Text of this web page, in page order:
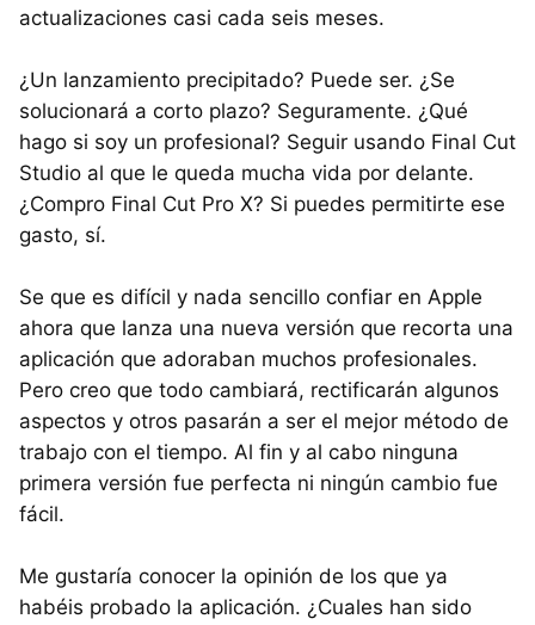
actualizaciones casi cada seis meses.
¿Un lanzamiento precipitado? Puede ser. ¿Se
solucionará a corto plazo? Seguramente. ¿Qué
hago si soy un profesional? Seguir usando Final Cut
Studio al que le queda mucha vida por delante.
¿Compro Final Cut Pro X? Si puedes permitirte ese
gasto, sí.
Se que es difícil y nada sencillo confiar en Apple
ahora que lanza una nueva versión que recorta una
aplicación que adoraban muchos profesionales.
Pero creo que todo cambiará, rectificarán algunos
aspectos y otros pasarán a ser el mejor método de
trabajo con el tiempo. Al fin y al cabo ninguna
primera versión fue perfecta ni ningún cambio fue
fácil.
Me gustaría conocer la opinión de los que ya
habéis probado la aplicación. ¿Cuales han sido